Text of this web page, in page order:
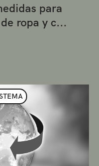
para
ropa y c...